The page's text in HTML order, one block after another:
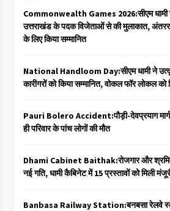
Commonwealth Games 2026:सीएम धामी
उत्तराखंड के पदक विजेताओं से की मुलाकात,
के लिए किया सम्मानित
National Handloom Day:सीएम धामी ने
कारीगरों को किया सम्मानित, वोकल फॉर लोकल को
Pauri Bolero Accident:पौड़ी-देवप्रयाग मार्ग
ही परिवार के पांच लोगों की मौत
Dhami Cabinet Baithak:रोजगार और श्रमिक
नई गति, धामी कैबिनेट में 15 प्रस्तावों को मिली
Banbasa Railway Station:बनबसा रेलवे